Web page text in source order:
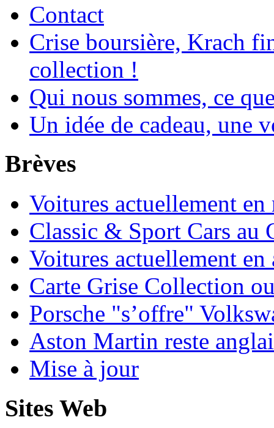
Contact
Crise boursière, Krach
collection !
Qui nous sommes, ce
Un idée de cadeau, une
Brèves
Voitures actuellement
Classic & Sport Cars au
Voitures actuellement en
Carte Grise Collection
Porsche "s’offre"
Aston Martin reste
Mise à jour
Sites Web